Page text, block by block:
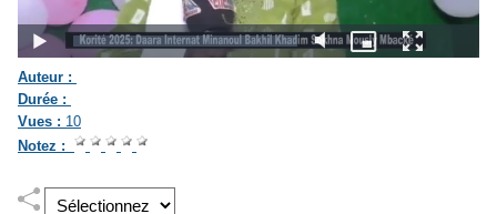
Auteur :
Durée :
Vues : 10
Notez :